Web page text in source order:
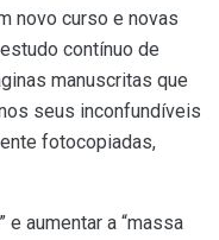
novo curso e novas
contínuo de
manuscritas que
seus inconfundíveis
fotocopiadas,
aumentar a “massa